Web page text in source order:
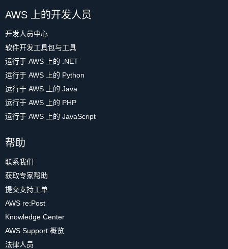
AWS 上的开发人员
开发人员中心
软件开发工具包与工具
运行于 AWS 上的 .NET
运行于 AWS 上的 Python
运行于 AWS 上的 Java
运行于 AWS 上的 PHP
运行于 AWS 上的 JavaScript
帮助
联系我们
获取专家帮助
提交支持工单
AWS re:Post
Knowledge Center
AWS Support 概览
法律人员